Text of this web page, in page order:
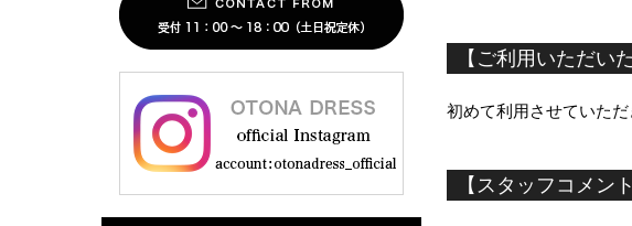
【ご利用いただい
初めて利用させていた
【スタッフコメント